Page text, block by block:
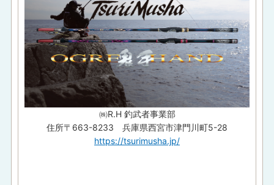
㈱R.H 釣武者事業部
住所〒663-8233 兵庫県西宮市津門川町5-28
https://tsurimusha.jp/